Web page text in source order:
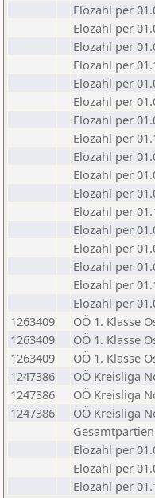
Elozahl per
Elozahl per
Elozahl per
Elozahl per
Elozahl per
Elozahl per
Elozahl per
Elozahl per
Elozahl per
Elozahl per
Elozahl per
Elozahl per
Elozahl per
Elozahl per
Elozahl per
Elozahl per
Elozahl per
1263409
OÖ 1. Klasse
1263409
OÖ 1. Klasse
1263409
OÖ 1. Klasse
1247386
OÖ Kreisliga
1247386
OÖ Kreisliga
1247386
OÖ Kreisliga
Elozahl per
Elozahl per
Elozahl per